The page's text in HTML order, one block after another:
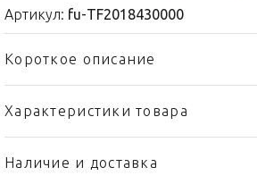
Артикул: fu-TF2018430000
Короткое описание
Характеристики товара
Тип товара
Тарелка
Бренд
Наличие и доставка